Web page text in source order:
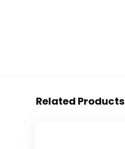
Related Products